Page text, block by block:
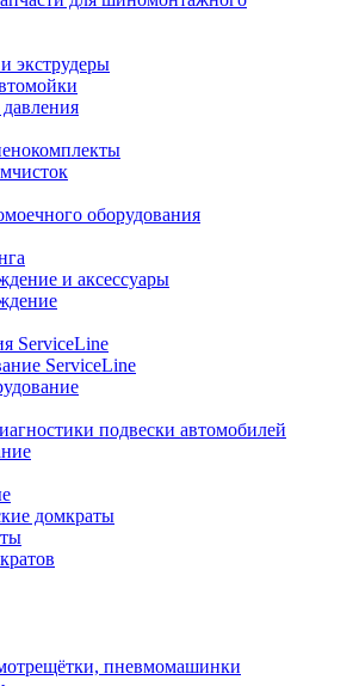
экструдеры
оборудования
и аксессуары
ServiceLine
ServiceLine
подвески автомобилей
домкраты
пневмомашинки